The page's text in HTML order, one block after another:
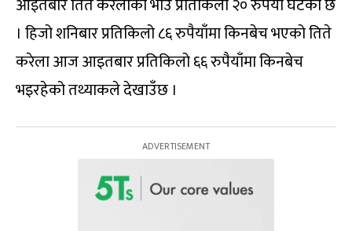
। हिजो शनिबार प्रतिकिलो ८६ रुपैयाँमा किनबेच भएको तिते
करेला आज आइतबार प्रतिकिलो ६६ रुपैयाँमा किनबेच
भइरहेको तथ्याकले देखाउँछ ।